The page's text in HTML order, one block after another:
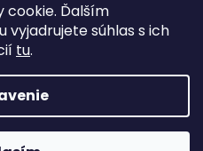
cookie. Ďalším
súhlas s ich
tu.
collection s. r. o.. Všetky